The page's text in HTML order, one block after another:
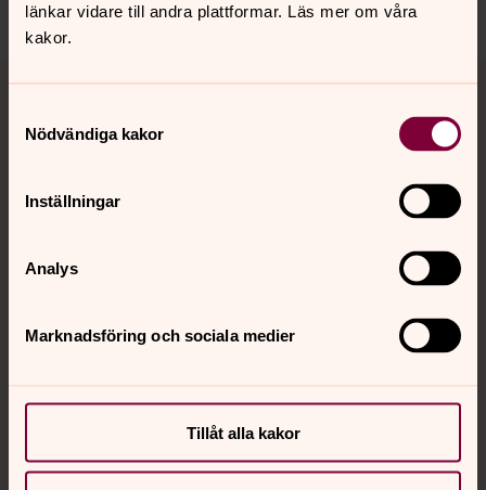
länkar vidare till andra plattformar. Läs mer om våra
kakor.
Nödvändiga kakor
Inställningar
Analys
Marknadsföring och sociala medier
Tillåt alla kakor
Kalender
Hitta snabbt